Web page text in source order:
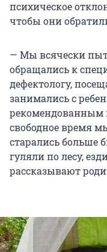
психическое
чтобы они
— Мы всячески
обращались к
дефектологу,
занимались с
рекомендованным
свободное время
старались больше
гуляли по лесу,
рассказывают